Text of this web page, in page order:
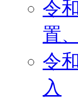
令
置
令
入